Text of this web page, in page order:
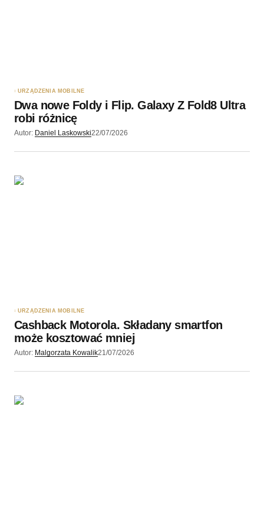
URZĄDZENIA MOBILNE
Dwa nowe Foldy i Flip. Galaxy Z Fold8 Ultra
robi różnicę
Autor: Daniel Laskowski22/07/2026
URZĄDZENIA MOBILNE
Cashback Motorola. Składany smartfon
może kosztować mniej
Autor: Malgorzata Kowalik21/07/2026